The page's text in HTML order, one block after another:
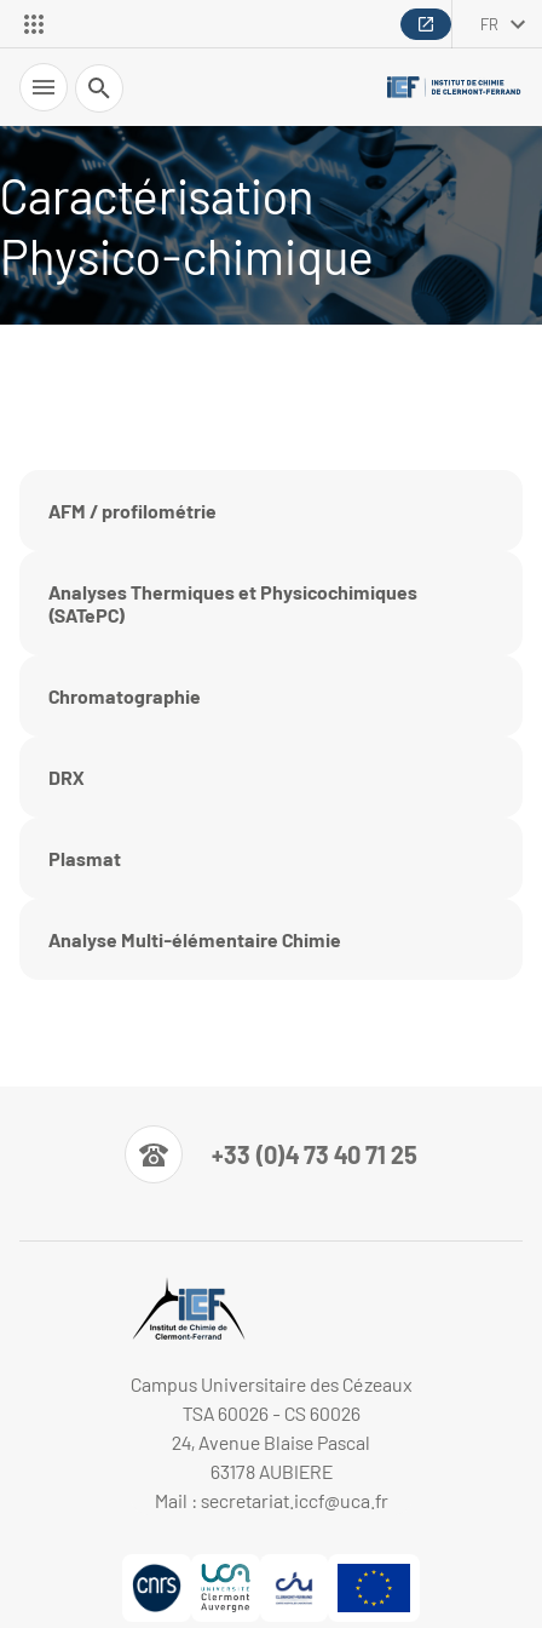
FR
Recherche
Caractérisation
Physico-chimique
AFM / profilométrie
Analyses Thermiques et Physicochimiques
(SATePC)
Chromatographie
DRX
Plasmat
Analyse Multi-élémentaire Chimie
+33 (0)4 73 40 71 25
Campus Universitaire des Cézeaux
TSA 60026 - CS 60026
24, Avenue Blaise Pascal
63178 AUBIERE
Mail : secretariat.iccf@uca.fr